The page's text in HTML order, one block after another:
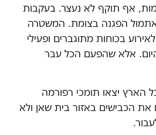
אף תוקף לא נעצר. בעקבות
הפגנה בצומת. המשטרה
בכוחות מתוגברים ופעילי
היום. אלא שהפעם הכל עבר
הארץ יצאו תומכי רפורמה
הכבישים באזור בית שאן ולא